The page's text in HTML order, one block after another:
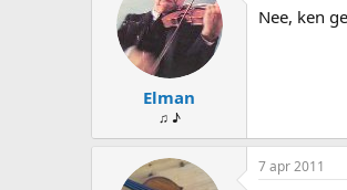
Elman
♫ ♪
Nee, ken
7 apr 2011